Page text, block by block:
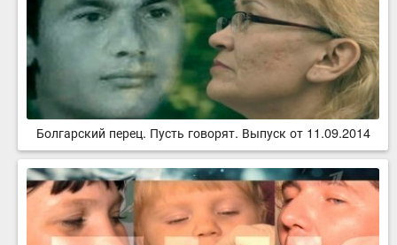
Болгарский перец. Пусть говорят. Выпуск от 11.09.2014